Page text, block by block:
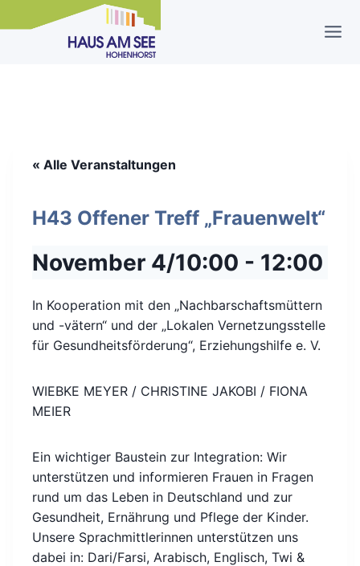
Inhalt
« Alle Veranstaltungen
H43 Offener Treff „Frauenwelt“
November 4/10:00 - 12:00
In Kooperation mit den „Nachbarschaftsmüttern
und -vätern“ und der „Lokalen Vernetzungsstelle
für Gesundheitsförderung“, Erziehungshilfe e. V.
WIEBKE MEYER / CHRISTINE JAKOBI / FIONA
MEIER
Ein wichtiger Baustein zur Integration: Wir
unterstützen und informieren Frauen in Fragen
rund um das Leben in Deutschland und zur
Gesundheit, Ernährung und Pflege der Kinder.
Unsere Sprachmittlerinnen unterstützen uns
dabei in: Dari/Farsi, Arabisch, Englisch, Twi &